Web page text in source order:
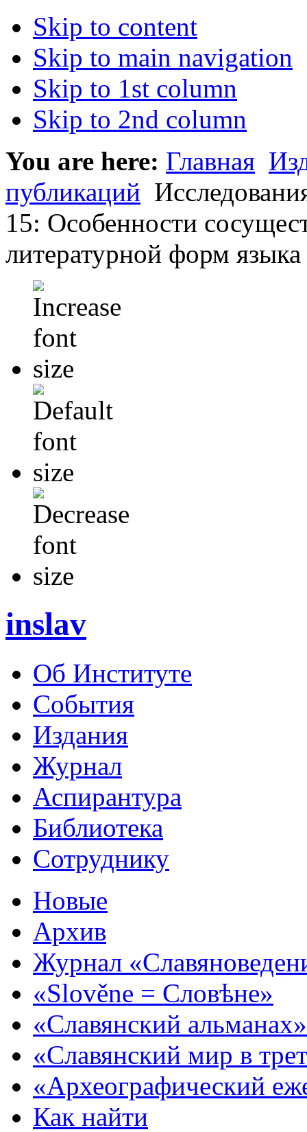
Skip to content
Skip to main navigation
Skip to 1st column
Skip to 2nd column
You are here: Главная
публикаций
15: Особенности
литературной форм
inslav
Об Институте
События
Издания
Журнал
Аспирантура
Библиотека
Сотруднику
Новые
Архив
Журнал
«Slověne = Словѣне»
«Славянский альманах»
«Славянский мир в
«Археографический
Как найти